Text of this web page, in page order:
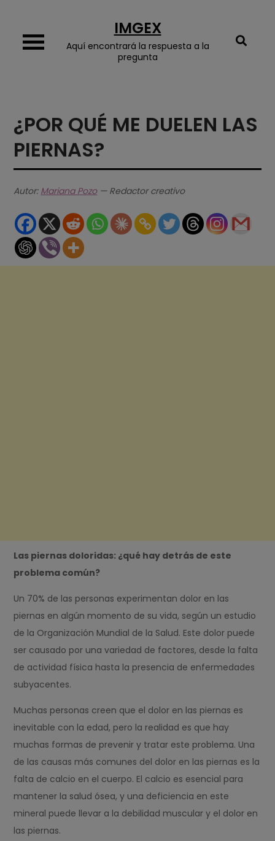
content
IMGEX
Aquí encontrará la respuesta a la
pregunta
¿POR QUÉ ME DUELEN LAS
PIERNAS?
Autor: Mariana Pozo— Redactor creativo
Las piernas doloridas: ¿qué hay detrás de este
problema común?
Un 70% de las personas experimentan dolor en las
piernas en algún momento de su vida, según un estudio
de la Organización Mundial de la Salud. Este dolor puede
ser causado por una variedad de factores, desde la falta
de actividad física hasta la presencia de enfermedades
subyacentes.
Muchas personas creen que el dolor en las piernas es
inevitable con la edad, pero la realidad es que hay
muchas formas de prevenir y tratar este problema. Una
de las causas más comunes del dolor en las piernas es la
falta de calcio en el cuerpo. El calcio es esencial para
mantener la salud ósea, y una deficiencia en este
mineral puede llevar a la debilidad muscular y el dolor en
las piernas.